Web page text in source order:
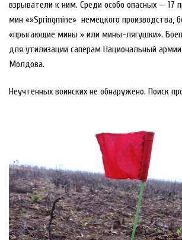
взрыватели к ним. Среди особо опасных — 17
мин «»Springmine» немецкого производства,
«прыгающие мины » или мины-лягушки».
для утилизации саперам Национальный
Молдова.
Неучтенных воинских не обнаружено. Поиск